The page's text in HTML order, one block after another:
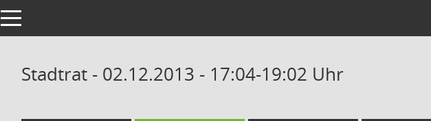
Toggle navigation
Stadtrat - 02.12.2013 - 17:04-19:02 Uhr